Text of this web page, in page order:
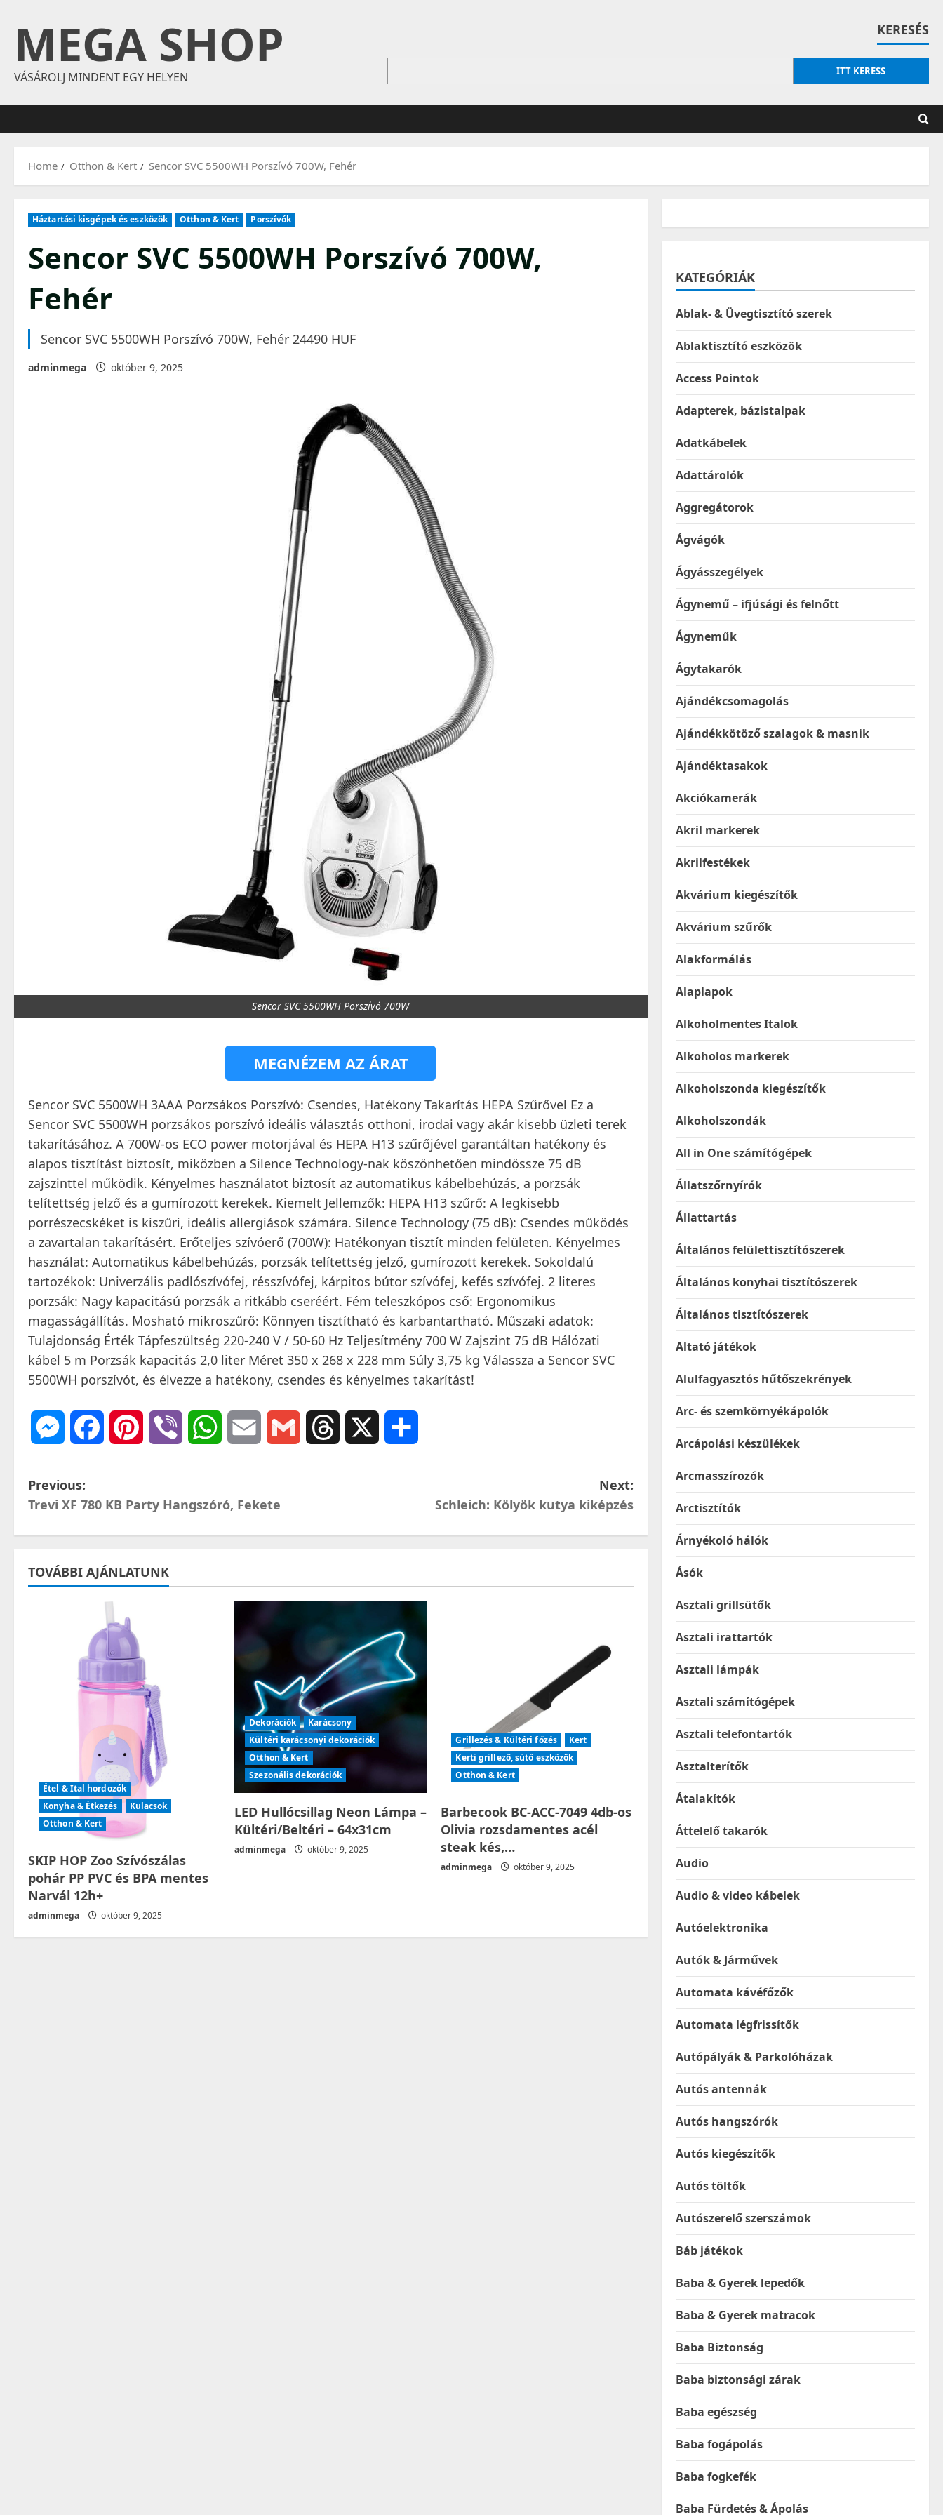
content
MEGA SHOP
VÁSÁROLJ MINDENT EGY HELYEN
KERESÉS
ITT KERESS
Home Otthon & Kert Sencor SVC 5500WH Porszívó 700W, Fehér
Háztartási kisgépek és eszközök Otthon & Kert Porszívók
Sencor SVC 5500WH Porszívó 700W,
Fehér
Sencor SVC 5500WH Porszívó 700W, Fehér 24490 HUF
adminmega október 9, 2025
Sencor SVC 5500WH Porszívó 700W
MEGNÉZEM AZ ÁRAT
Sencor SVC 5500WH 3AAA Porzsákos Porszívó: Csendes, Hatékony Takarítás HEPA Szűrővel Ez a
Sencor SVC 5500WH porzsákos porszívó ideális választás otthoni, irodai vagy akár kisebb üzleti terek
takarításához. A 700W-os ECO power motorjával és HEPA H13 szűrőjével garantáltan hatékony és
alapos tisztítást biztosít, miközben a Silence Technology-nak köszönhetően mindössze 75 dB
zajszinttel működik. Kényelmes használatot biztosít az automatikus kábelbehúzás, a porzsák
telítettség jelző és a gumírozott kerekek. Kiemelt Jellemzők: HEPA H13 szűrő: A legkisebb
porrészecskéket is kiszűri, ideális allergiások számára. Silence Technology (75 dB): Csendes működés
a zavartalan takarításért. Erőteljes szívóerő (700W): Hatékonyan tisztít minden felületen. Kényelmes
használat: Automatikus kábelbehúzás, porzsák telítettség jelző, gumírozott kerekek. Sokoldalú
tartozékok: Univerzális padlószívófej, résszívófej, kárpitos bútor szívófej, kefés szívófej. 2 literes
porzsák: Nagy kapacitású porzsák a ritkább cseréért. Fém teleszkópos cső: Ergonomikus
magasságállítás. Mosható mikroszűrő: Könnyen tisztítható és karbantartható. Műszaki adatok:
Tulajdonság Érték Tápfeszültség 220-240 V / 50-60 Hz Teljesítmény 700 W Zajszint 75 dB Hálózati
kábel 5 m Porzsák kapacitás 2,0 liter Méret 350 x 268 x 228 mm Súly 3,75 kg Válassza a Sencor SVC
5500WH porszívót, és élvezze a hatékony, csendes és kényelmes takarítást!
MessengerFacebookPinterest Viber WhatsAppEmail Gmail Threads
P
o
t
n
Previous:
Trevi XF 780 KB Party Hangszóró, Fekete
Next:
Schleich: Kölyök kutya kiképzés
TOVÁBBI AJÁNLATUNK
Étel & Ital hordozók
Konyha & Étkezés
Kulacsok
Otthon & Kert
SKIP HOP Zoo Szívószálas
pohár PP PVC és BPA mentes
Narvál 12h+
adminmega október 9, 2025
Dekorációk
Karácsony
Kültéri karácsonyi dekorációk
Otthon & Kert
Szezonális dekorációk
LED Hullócsillag Neon Lámpa –
Kültéri/Beltéri – 64x31cm
adminmega október 9, 2025
Grillezés & Kültéri főzés
Kert
Kerti grillező, sütő eszközök
Otthon & Kert
Barbecook BC-ACC-7049 4db-os
Olivia rozsdamentes acél
steak kés,…
adminmega október 9, 2025
KATEGÓRIÁK
Ablak- & Üvegtisztító szerek
Ablaktisztító eszközök
Access Pointok
Adapterek, bázistalpak
Adatkábelek
Adattárolók
Aggregátorok
Ágvágók
Ágyásszegélyek
Ágynemű – ifjúsági és felnőtt
Ágyneműk
Ágytakarók
Ajándékcsomagolás
Ajándékkötöző szalagok & masnik
Ajándéktasakok
Akciókamerák
Akril markerek
Akrilfestékek
Akvárium kiegészítők
Akvárium szűrők
Alakformálás
Alaplapok
Alkoholmentes Italok
Alkoholos markerek
Alkoholszonda kiegészítők
Alkoholszondák
All in One számítógépek
Állatszőrnyírók
Állattartás
Általános felülettisztítószerek
Általános konyhai tisztítószerek
Általános tisztítószerek
Altató játékok
Alulfagyasztós hűtőszekrények
Arc- és szemkörnyékápolók
Arcápolási készülékek
Arcmasszírozók
Arctisztítók
Árnyékoló hálók
Ásók
Asztali grillsütők
Asztali irattartók
Asztali lámpák
Asztali számítógépek
Asztali telefontartók
Asztalterítők
Átalakítók
Áttelelő takarók
Audio
Audio & video kábelek
Autóelektronika
Autók & Járművek
Automata kávéfőzők
Automata légfrissítők
Autópályák & Parkolóházak
Autós antennák
Autós hangszórók
Autós kiegészítők
Autós töltők
Autószerelő szerszámok
Báb játékok
Baba & Gyerek lepedők
Baba & Gyerek matracok
Baba Biztonság
Baba biztonsági zárak
Baba egészség
Baba fogápolás
Baba fogkefék
Baba Fürdetés & Ápolás